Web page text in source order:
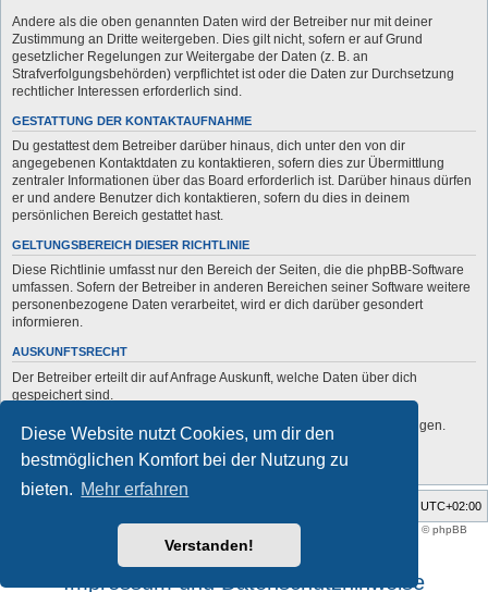
Diese Website nutzt Cookies, um dir den
bestmöglichen Komfort bei der Nutzung zu
bieten. Mehr erfahren
Verstanden!
Andere als die oben genannten Daten wird der Betreiber nur mit deiner
Zustimmung an Dritte weitergeben. Dies gilt nicht, sofern er auf Grund
gesetzlicher Regelungen zur Weitergabe der Daten (z. B. an
Strafverfolgungsbehörden) verpflichtet ist oder die Daten zur Durchsetzung
rechtlicher Interessen erforderlich sind.
GESTATTUNG DER KONTAKTAUFNAHME
Du gestattest dem Betreiber darüber hinaus, dich unter den von dir
angegebenen Kontaktdaten zu kontaktieren, sofern dies zur Übermittlung
zentraler Informationen über das Board erforderlich ist. Darüber hinaus dürfen
er und andere Benutzer dich kontaktieren, sofern du dies in deinem
persönlichen Bereich gestattet hast.
GELTUNGSBEREICH DIESER RICHTLINIE
Diese Richtlinie umfasst nur den Bereich der Seiten, die die phpBB-Software
umfassen. Sofern der Betreiber in anderen Bereichen seiner Software weitere
personenbezogene Daten verarbeitet, wird er dich darüber gesondert
informieren.
AUSKUNFTSRECHT
Der Betreiber erteilt dir auf Anfrage Auskunft, welche Daten über dich
gespeichert sind.
Du kannst jederzeit die Löschung bzw. Sperrung deiner Daten verlangen.
Kontaktiere hierzu bitte den Betreiber.
UTC+02:00
support forum tricolor phpBB
® Forum Software © phpBB
Limited
Deutsche Übersetzung durch
Impressum und Datenschutzhinweise